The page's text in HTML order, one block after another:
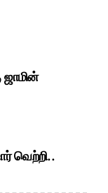
ஜாமின்
வெற்றி..